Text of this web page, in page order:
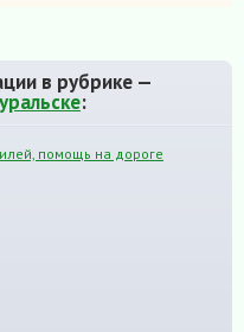
в рубрике —
:
помощь на дороге